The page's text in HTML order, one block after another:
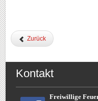
Zurück
Kontakt
Freiwillige